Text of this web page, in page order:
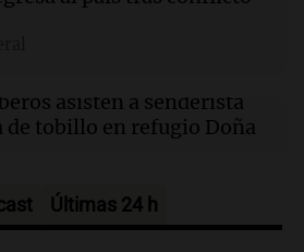
al calor que
sin esfuerzo
asisten a senderista
de tobillo en refugio Doña
del Valle avanza en
Últimas 24 h